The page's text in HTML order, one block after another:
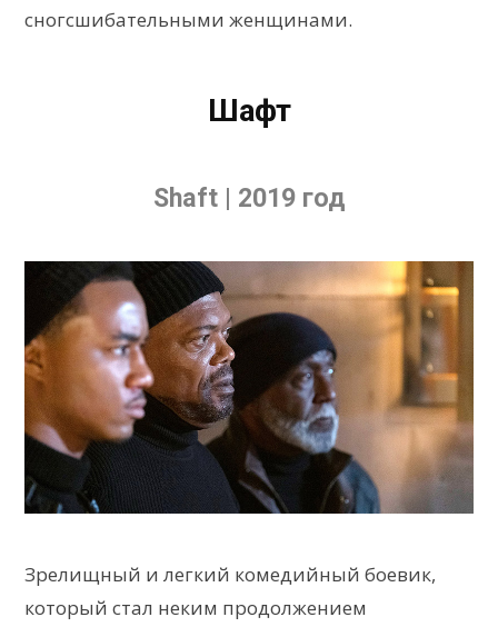
сногсшибательными женщинами.
Шафт
Shaft | 2019 год
Зрелищный и легкий комедийный боевик,
который стал неким продолжением